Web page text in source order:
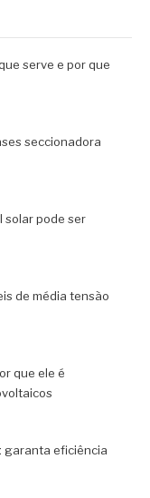
serve e por que
seccionadora
solar pode ser
de média tensão
que ele é
garanta eficiência